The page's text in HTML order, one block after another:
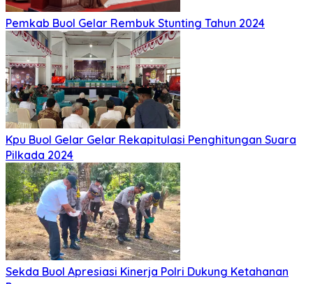
Pemkab Buol Gelar Rembuk Stunting Tahun 2024
Kpu Buol Gelar Gelar Rekapitulasi Penghitungan Suara
Pilkada 2024
Sekda Buol Apresiasi Kinerja Polri Dukung Ketahanan